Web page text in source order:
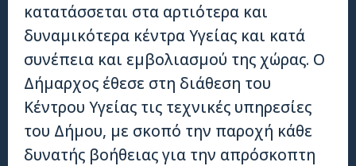
κατατάσσεται στα αρτιότερα και
δυναμικότερα κέντρα Υγείας και κατά
συνέπεια και εμβολιασμού της χώρας. Ο
Δήμαρχος έθεσε στη διάθεση του
Κέντρου Υγείας τις τεχνικές υπηρεσίες
του Δήμου, με σκοπό την παροχή κάθε
δυνατής βοήθειας για την απρόσκοπτη